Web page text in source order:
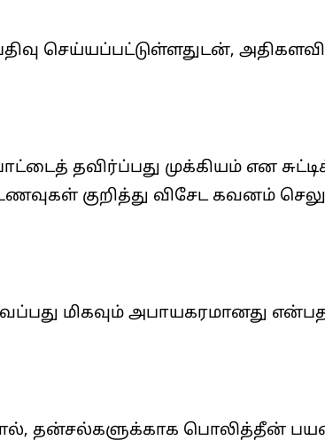
செய்யப்பட்டுள்ளதுடன்,
தவிர்ப்பது முக்கியம் என
குறித்து விசேட கவனம்
மிகவும் அபாயகரமானது
தன்சல்களுக்காக பொலித்தீன்